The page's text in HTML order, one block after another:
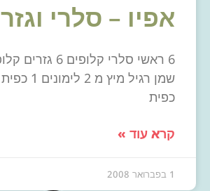
אפיו – סלרי וגזר
כפית
קרא עוד »
1 בפברואר 2008